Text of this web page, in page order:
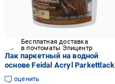
Бесплатная доставка
в почтоматы Эпицентр
Лак паркетный на водной
основе Feidal Acryl Parkettlack
глянцевый 1 л (2034870087)
оценить